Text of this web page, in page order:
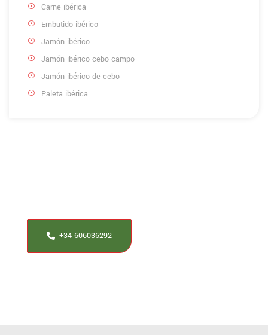
Carne ibérica
Embutido ibérico
Jamón ibérico
Jamón ibérico cebo campo
Jamón ibérico de cebo
Paleta ibérica
+34 606036292